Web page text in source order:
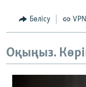
Бөлісу
Оқыңыз.